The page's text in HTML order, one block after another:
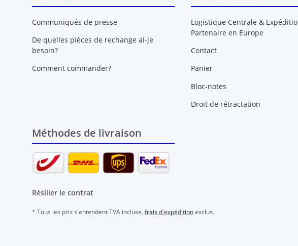
Communiqués de presse
De quelles pièces de rechange ai-je
besoin?
Comment commander?
Logistique Centrale &
Partenaire en Europe
Contact
Panier
Bloc-notes
Droit de rétractation
Méthodes de livraison
Résilier le contrat
* Tous les prix s'entendent TVA incluse, frais d'expéditionexclus.